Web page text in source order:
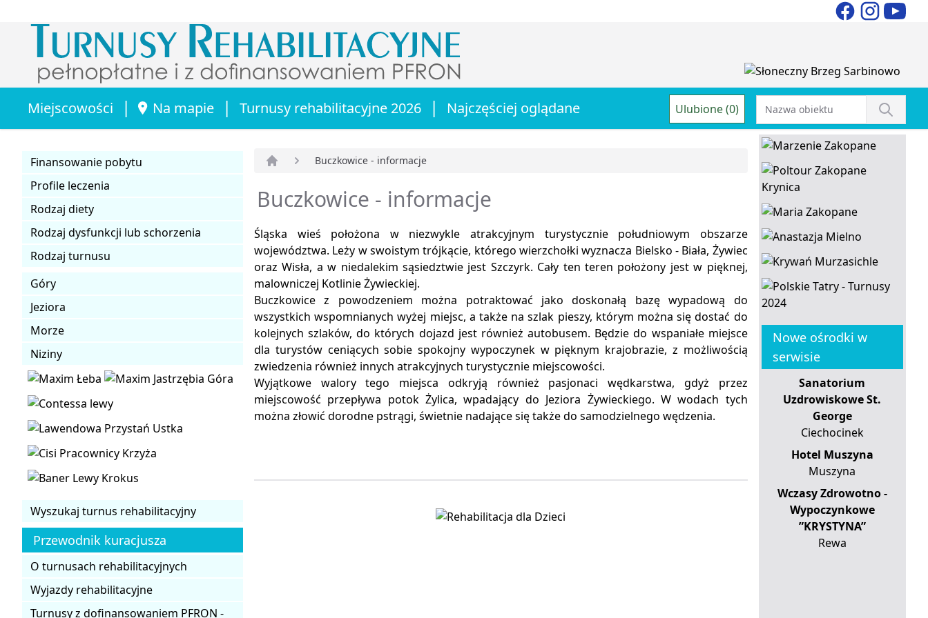
Miejscowości | Na mapie | Turnusy rehabilitacyjne 2026 | Najczęściej oglądane Ulubione (0)
Finansowanie pobytu
Profile leczenia
Rodzaj diety
Rodzaj dysfunkcji lub schorzenia
Rodzaj turnusu
Góry
Jeziora
Morze
Niziny
Wyszukaj turnus rehabilitacyjny
Przewodnik kuracjusza
O turnusach rehabilitacyjnych
Wyjazdy rehabilitacyjne
Turnusy z dofinansowaniem PFRON -
Buczkowice - informacje
Buczkowice - informacje
Śląska wieś położona w niezwykle atrakcyjnym turystycznie południowym obszarze
województwa. Leży w swoistym trójkącie, którego wierzchołki wyznacza Bielsko - Biała, Żywiec
oraz Wisła, a w niedalekim sąsiedztwie jest Szczyrk. Cały ten teren położony jest w pięknej,
malowniczej Kotlinie Żywieckiej.
Buczkowice z powodzeniem można potraktować jako doskonałą bazę wypadową do
wszystkich wspomnianych wyżej miejsc, a także na szlak pieszy, którym można się dostać do
kolejnych szlaków, do których dojazd jest również autobusem. Będzie do wspaniałe miejsce
dla turystów ceniących sobie spokojny wypoczynek w pięknym krajobrazie, z możliwością
zwiedzenia również innych atrakcyjnych turystycznie miejscowości.
Wyjątkowe walory tego miejsca odkryją również pasjonaci wędkarstwa, gdyż przez
miejscowość przepływa potok Żylica, wpadający do Jeziora Żywieckiego. W wodach tych
można złowić dorodne pstrągi, świetnie nadające się także do samodzielnego wędzenia.
Nowe ośrodki w
serwisie
Sanatorium
Uzdrowiskowe St.
George
Ciechocinek
Hotel Muszyna
Muszyna
Wczasy Zdrowotno -
Wypoczynkowe
”KRYSTYNA”
Rewa